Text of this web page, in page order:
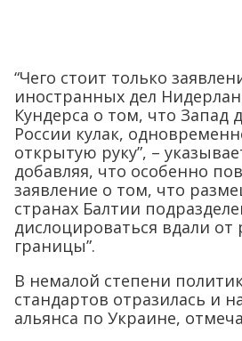
“Чего стоит только
иностранных дел
Кундерса о том, что Запад
России кулак,
открытую руку”, –
добавляя, что особенно
заявление о том, что
странах Балтии
дислоцироваться вдали от
границы”.
В немалой степени
стандартов отразилась и
альянса по Украине,